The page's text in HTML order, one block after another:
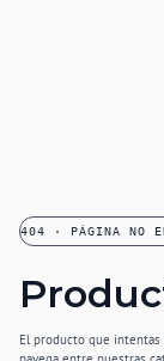
404 · PÁGINA NO
El producto que